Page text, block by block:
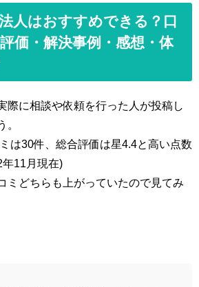
人はおすすめできる？口
価・解決事例・感想・体
際に相談や依頼を行った人が投稿し
。
は30件、総合評価は星4.4と高い点数
11月現在)
ミどちらも上がっていたので見てみ